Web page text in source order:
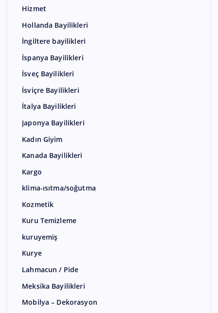
Hizmet
Hollanda Bayilikleri
İngiltere bayilikleri
İspanya Bayilikleri
İsveç Bayilikleri
İsviçre Bayilikleri
İtalya Bayilikleri
Japonya Bayilikleri
Kadın Giyim
Kanada Bayilikleri
Kargo
klima-ısıtma/soğutma
Kozmetik
Kuru Temizleme
kuruyemiş
Kurye
Lahmacun / Pide
Meksika Bayilikleri
Mobilya – Dekorasyon